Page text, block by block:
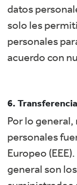
datos
solo les
personales
acuerdo con
6.
Por lo
personales
Europeo
general son